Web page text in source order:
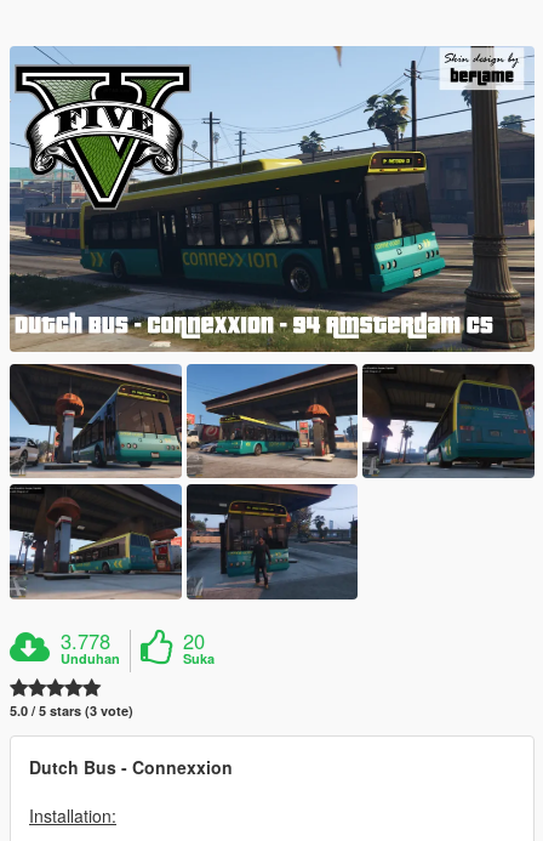
3.778
Unduhan
20
Suka
5.0 / 5 stars (3 vote)
Dutch Bus - Connexxion
Installation: